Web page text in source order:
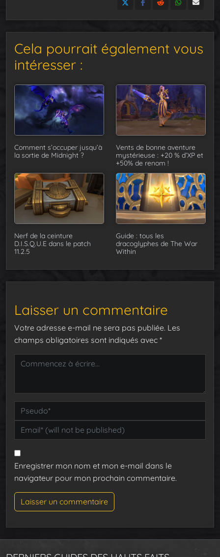
Cela pourrait également vous
intéresser :
Comment s’occuper jusqu’à
la sortie de Midnight ?
Vents de bonne aventure
mystérieuse : +20 % d’XP et
+50% de renom !
Nerf de la ceinture
D.I.S.Q.U.E dans le patch
11.2.5
Guide : tous les
dracoglyphes de The War
Within
Laisser un commentaire
Votre adresse e-mail ne sera pas publiée. Les
champs obligatoires sont indiqués avec *
Enregistrer mon nom et mon e-mail dans le
navigateur pour mon prochain commentaire.